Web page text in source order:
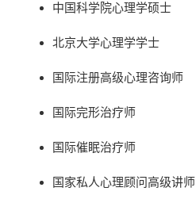
中国科学院心理学硕士
北京大学心理学学士
国际注册高级心理咨询师
国际完形治疗师
国际催眠治疗师
国家私人心理顾问高级讲师